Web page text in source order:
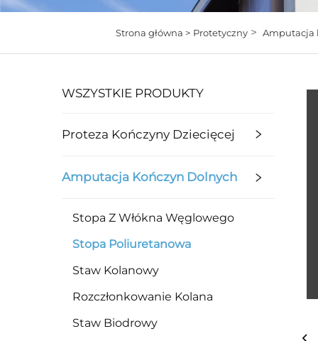
Strona główna > Protetyczny> Amputacja
WSZYSTKIE PRODUKTY
Proteza Kończyny Dziecięcej
Amputacja Kończyn Dolnych
Stopa Z Włókna Węglowego
Stopa Poliuretanowa
Staw Kolanowy
Rozczłonkowanie Kolana
Staw Biodrowy